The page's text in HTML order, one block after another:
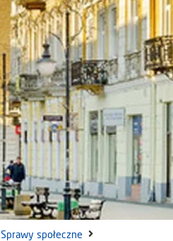
Sprawy społeczne